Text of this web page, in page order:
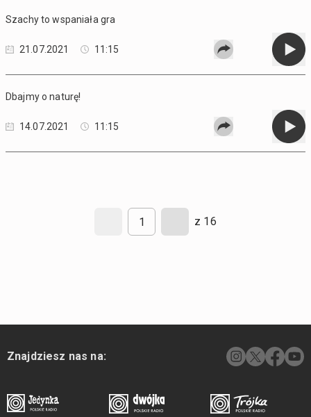
Szachy to wspaniała gra
21.07.2021 11:15
Dbajmy o naturę!
14.07.2021 11:15
z 16
Znajdziesz nas na: